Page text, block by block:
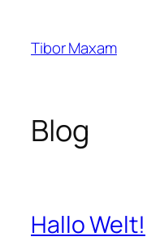
springen
Tibor Maxam
Blog
Hallo Welt!